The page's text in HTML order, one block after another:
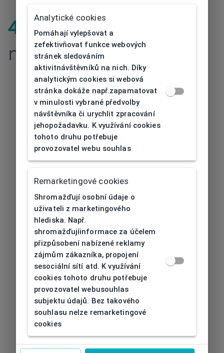
404| Stránka
nenalezena
Analytické cookies
Pomáhají vylepšovat a
zefektivňovat funkce webových
stránek sledováním
aktivitnávštěvníků na nich. Díky
analytickým cookies si webová
stránka dokáže např.zapamatovat
v minulosti vybrané předvolby
návštěvníka či urychlit zpracování
jehopožadavku. K využívání cookies
tohoto druhu potřebuje
provozovatel webu souhlas
Remarketingové cookies
Shromažďují osobní údaje o
uživateli z marketingového
hlediska. Např.
shromažďujíinformace za účelem
přizpůsobení nabízené reklamy
zájmům zákazníka, propojení
sesociální sítí atd. K využívání
cookies tohoto druhu potřebuje
provozovatel webusouhlas
subjektu údajů. Bez takového
souhlasu nelze remarketingové
cookies